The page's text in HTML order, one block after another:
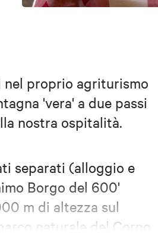
nel proprio agriturismo
'vera' a due passi
nostra ospitalità.
separati (alloggio e
Borgo del 600'
m di altezza sul
naturale del Corno
degustando i